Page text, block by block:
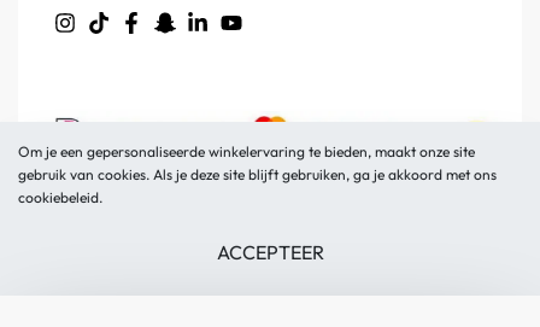
Om je een gepersonaliseerde winkelervaring te bieden, maakt onze site
gebruik van cookies. Als je deze site blijft gebruiken, ga je akkoord met ons
cookiebeleid.
ACCEPTEER